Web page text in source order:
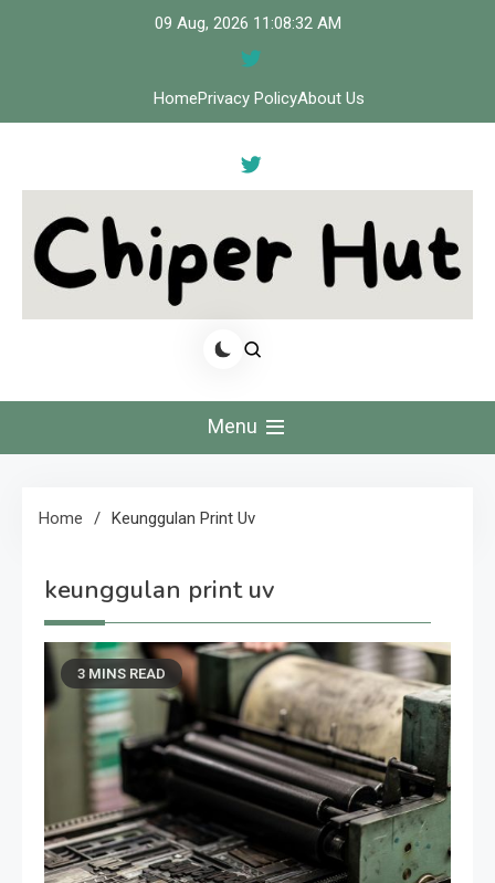
09 Aug, 2026 11:08:33 AM
HomePrivacy PolicyAbout Us
Cipher Hut
Menu
Home Keunggulan Print Uv
keunggulan print uv
3 MINS READ